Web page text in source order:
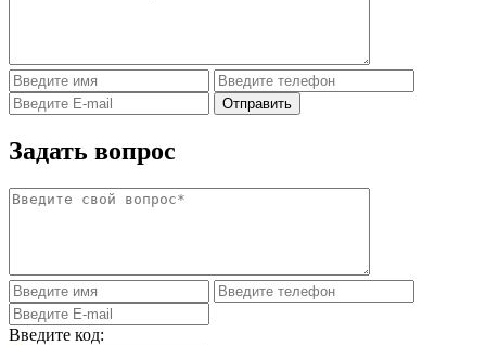
Задать вопрос
Введите код: